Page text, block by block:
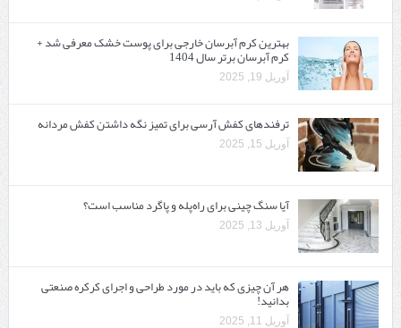
بهترین کرم آبرسان خارجی برای پوست خشک معرفی شد +
کرم آبرسان برتر سال 1404
آوریل 19, 2025
ترفندهای کفش آرسی برای تمیز نگه داشتن کفش مردانه
آوریل 15, 2025
آیا سنگ چینی برای راه‌پله و پاگرد مناسب است؟
آوریل 13, 2025
هر آن چیزی که باید در مورد طراحی و اجرای کرکره صنعتی
بدانید!
آوریل 11, 2025